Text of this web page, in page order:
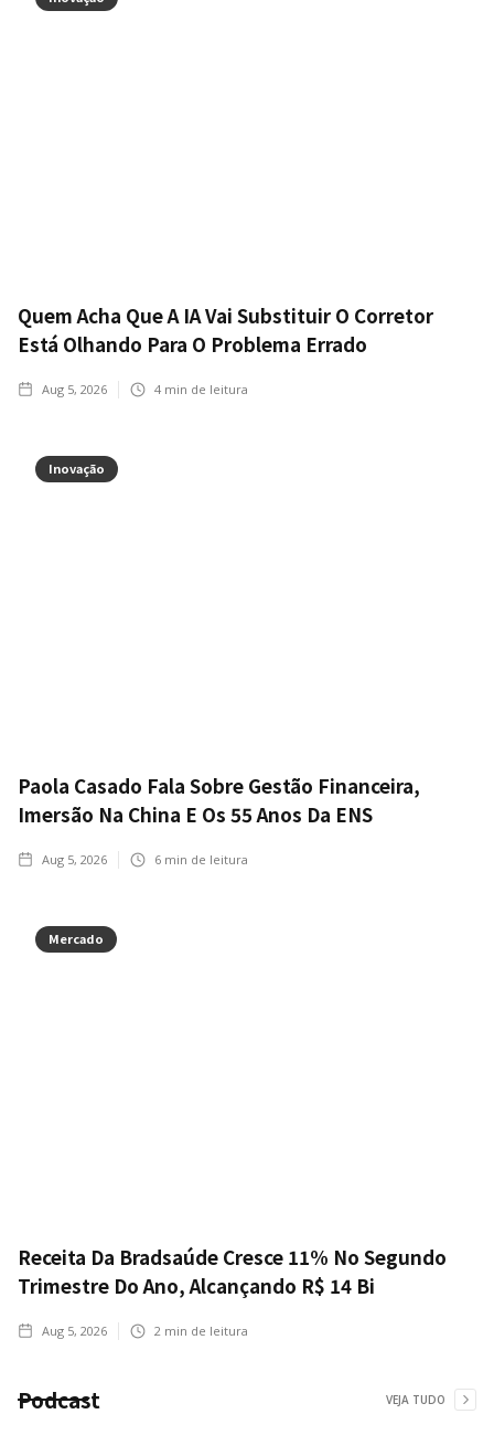
Quem Acha Que A IA Vai Substituir O Corretor
Está Olhando Para O Problema Errado
Aug 5, 2026 4 min de leitura
Inovação
Paola Casado Fala Sobre Gestão Financeira,
Imersão Na China E Os 55 Anos Da ENS
Aug 5, 2026 6 min de leitura
Mercado
Receita Da Bradsaúde Cresce 11% No Segundo
Trimestre Do Ano, Alcançando R$ 14 Bi
Aug 5, 2026 2 min de leitura
Podcast VEJA TUDO